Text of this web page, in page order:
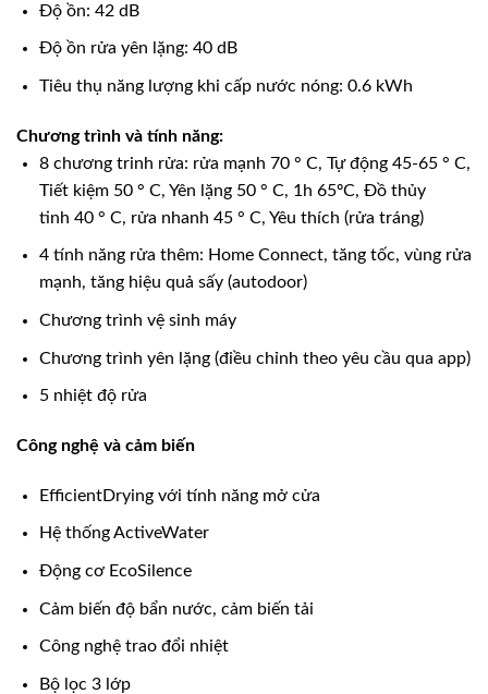
Độ ồn: 42 dB
Độ ồn rửa yên lặng: 40 dB
Tiêu thụ năng lượng khi cấp nước nóng: 0.6 kWh
Chương trình và tính năng:
8 chương trinh rửa: rửa mạnh 70 ° C, Tự động 45-65 ° C,
Tiết kiệm 50 ° C, Yên lặng 50 ° C, 1h 65ºC, Đồ thủy
tinh 40 ° C, rửa nhanh 45 ° C, Yêu thích (rửa tráng)
4 tính năng rửa thêm: Home Connect, tăng tốc, vùng rửa
mạnh, tăng hiệu quả sấy (autodoor)
Chương trình vệ sinh máy
Chương trình yên lặng (điều chỉnh theo yêu cầu qua app)
5 nhiệt độ rửa
Công nghệ và cảm biến
EfficientDrying với tính năng mở cửa
Hệ thống ActiveWater
Động cơ EcoSilence
Cảm biến độ bẩn nước, cảm biến tải
Công nghệ trao đổi nhiệt
Bộ lọc 3 lớp